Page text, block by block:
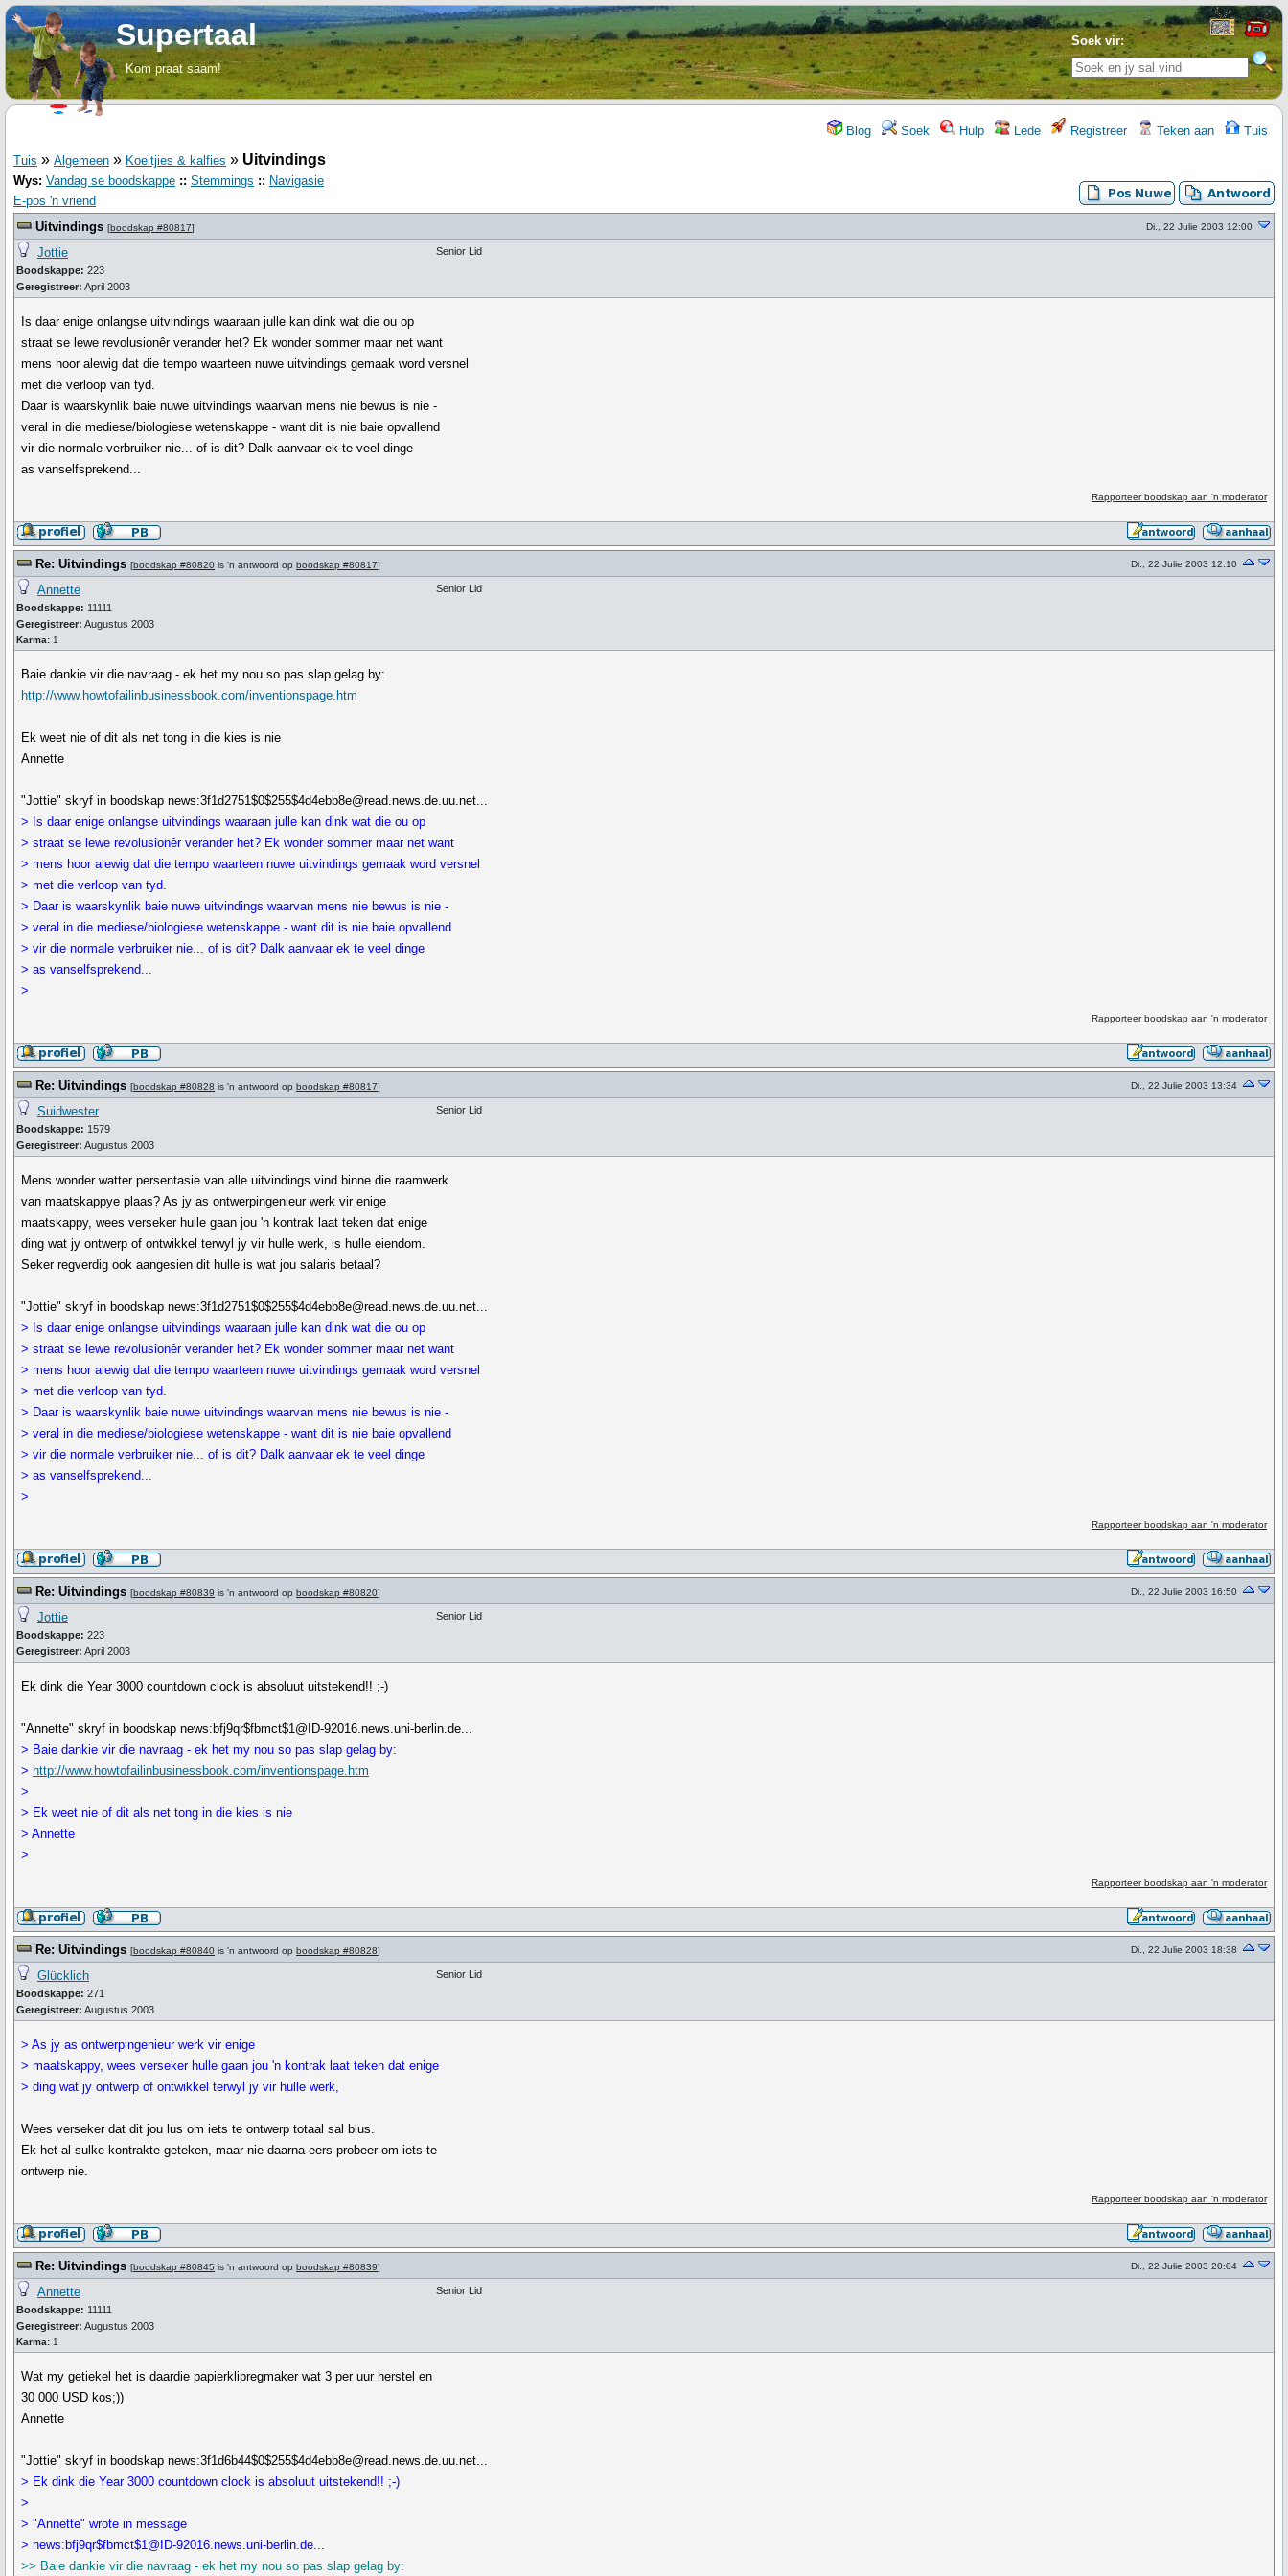
Soek vir:
Supertaal
Kom praat saam!
Blog Soek Hulp Lede Registreer Teken aan Tuis
Tuis » Algemeen » Koeitjies & kalfies » Uitvindings
Wys: Vandag se boodskappe :: Stemmings :: Navigasie
E-pos 'n vriend
Uitvindings [boodskap #80817] Di., 22 Julie 2003 12:00
Jottie
Boodskappe: 223
Geregistreer: April 2003
Senior Lid
Is daar enige onlangse uitvindings waaraan julle kan dink wat die ou op
straat se lewe revolusionêr verander het? Ek wonder sommer maar net want
mens hoor alewig dat die tempo waarteen nuwe uitvindings gemaak word versnel
met die verloop van tyd.
Daar is waarskynlik baie nuwe uitvindings waarvan mens nie bewus is nie -
veral in die mediese/biologiese wetenskappe - want dit is nie baie opvallend
vir die normale verbruiker nie... of is dit? Dalk aanvaar ek te veel dinge
as vanselfsprekend...
Rapporteer boodskap aan 'n moderator
Re: Uitvindings [boodskap #80820 is 'n antwoord op boodskap #80817] Di., 22 Julie 2003 12:10
Annette
Boodskappe: 11111
Geregistreer: Augustus 2003
Karma: 1
Senior Lid
Baie dankie vir die navraag - ek het my nou so pas slap gelag by:
http://www.howtofailinbusinessbook.com/inventionspage.htm
Ek weet nie of dit als net tong in die kies is nie
Annette
"Jottie" skryf in boodskap news:3f1d2751$0$255$4d4ebb8e@read.news.de.uu.net...
> Is daar enige onlangse uitvindings waaraan julle kan dink wat die ou op
> straat se lewe revolusionêr verander het? Ek wonder sommer maar net want
> mens hoor alewig dat die tempo waarteen nuwe uitvindings gemaak word versnel
> met die verloop van tyd.
> Daar is waarskynlik baie nuwe uitvindings waarvan mens nie bewus is nie -
> veral in die mediese/biologiese wetenskappe - want dit is nie baie opvallend
> vir die normale verbruiker nie... of is dit? Dalk aanvaar ek te veel dinge
> as vanselfsprekend...
>
Rapporteer boodskap aan 'n moderator
Re: Uitvindings [boodskap #80828 is 'n antwoord op boodskap #80817] Di., 22 Julie 2003 13:34
Suidwester
Boodskappe: 1579
Geregistreer: Augustus 2003
Senior Lid
Mens wonder watter persentasie van alle uitvindings vind binne die raamwerk
van maatskappye plaas? As jy as ontwerpingenieur werk vir enige
maatskappy, wees verseker hulle gaan jou 'n kontrak laat teken dat enige
ding wat jy ontwerp of ontwikkel terwyl jy vir hulle werk, is hulle eiendom.
Seker regverdig ook aangesien dit hulle is wat jou salaris betaal?
"Jottie" skryf in boodskap news:3f1d2751$0$255$4d4ebb8e@read.news.de.uu.net...
> Is daar enige onlangse uitvindings waaraan julle kan dink wat die ou op
> straat se lewe revolusionêr verander het? Ek wonder sommer maar net want
> mens hoor alewig dat die tempo waarteen nuwe uitvindings gemaak word versnel
> met die verloop van tyd.
> Daar is waarskynlik baie nuwe uitvindings waarvan mens nie bewus is nie -
> veral in die mediese/biologiese wetenskappe - want dit is nie baie opvallend
> vir die normale verbruiker nie... of is dit? Dalk aanvaar ek te veel dinge
> as vanselfsprekend...
>
Rapporteer boodskap aan 'n moderator
Re: Uitvindings [boodskap #80839 is 'n antwoord op boodskap #80820] Di., 22 Julie 2003 16:50
Jottie
Boodskappe: 223
Geregistreer: April 2003
Senior Lid
Ek dink die Year 3000 countdown clock is absoluut uitstekend!! ;-)
"Annette" skryf in boodskap news:bfj9qr$fbmct$1@ID-92016.news.uni-berlin.de...
> Baie dankie vir die navraag - ek het my nou so pas slap gelag by:
> http://www.howtofailinbusinessbook.com/inventionspage.htm
>
> Ek weet nie of dit als net tong in die kies is nie
> Annette
>
Rapporteer boodskap aan 'n moderator
Re: Uitvindings [boodskap #80840 is 'n antwoord op boodskap #80828] Di., 22 Julie 2003 18:38
Glücklich
Boodskappe: 271
Geregistreer: Augustus 2003
Senior Lid
> As jy as ontwerpingenieur werk vir enige
> maatskappy, wees verseker hulle gaan jou 'n kontrak laat teken dat enige
> ding wat jy ontwerp of ontwikkel terwyl jy vir hulle werk,
Wees verseker dat dit jou lus om iets te ontwerp totaal sal blus.
Ek het al sulke kontrakte geteken, maar nie daarna eers probeer om iets te
ontwerp nie.
Rapporteer boodskap aan 'n moderator
Re: Uitvindings [boodskap #80845 is 'n antwoord op boodskap #80839] Di., 22 Julie 2003 20:04
Annette
Boodskappe: 11111
Geregistreer: Augustus 2003
Karma: 1
Senior Lid
Wat my getiekel het is daardie papierklipregmaker wat 3 per uur herstel en
30 000 USD kos;))
Annette
"Jottie" skryf in boodskap news:3f1d6b44$0$255$4d4ebb8e@read.news.de.uu.net...
> Ek dink die Year 3000 countdown clock is absoluut uitstekend!! ;-)
>
> "Annette" wrote in message
> news:bfj9qr$fbmct$1@ID-92016.news.uni-berlin.de...
>> Baie dankie vir die navraag - ek het my nou so pas slap gelag by: